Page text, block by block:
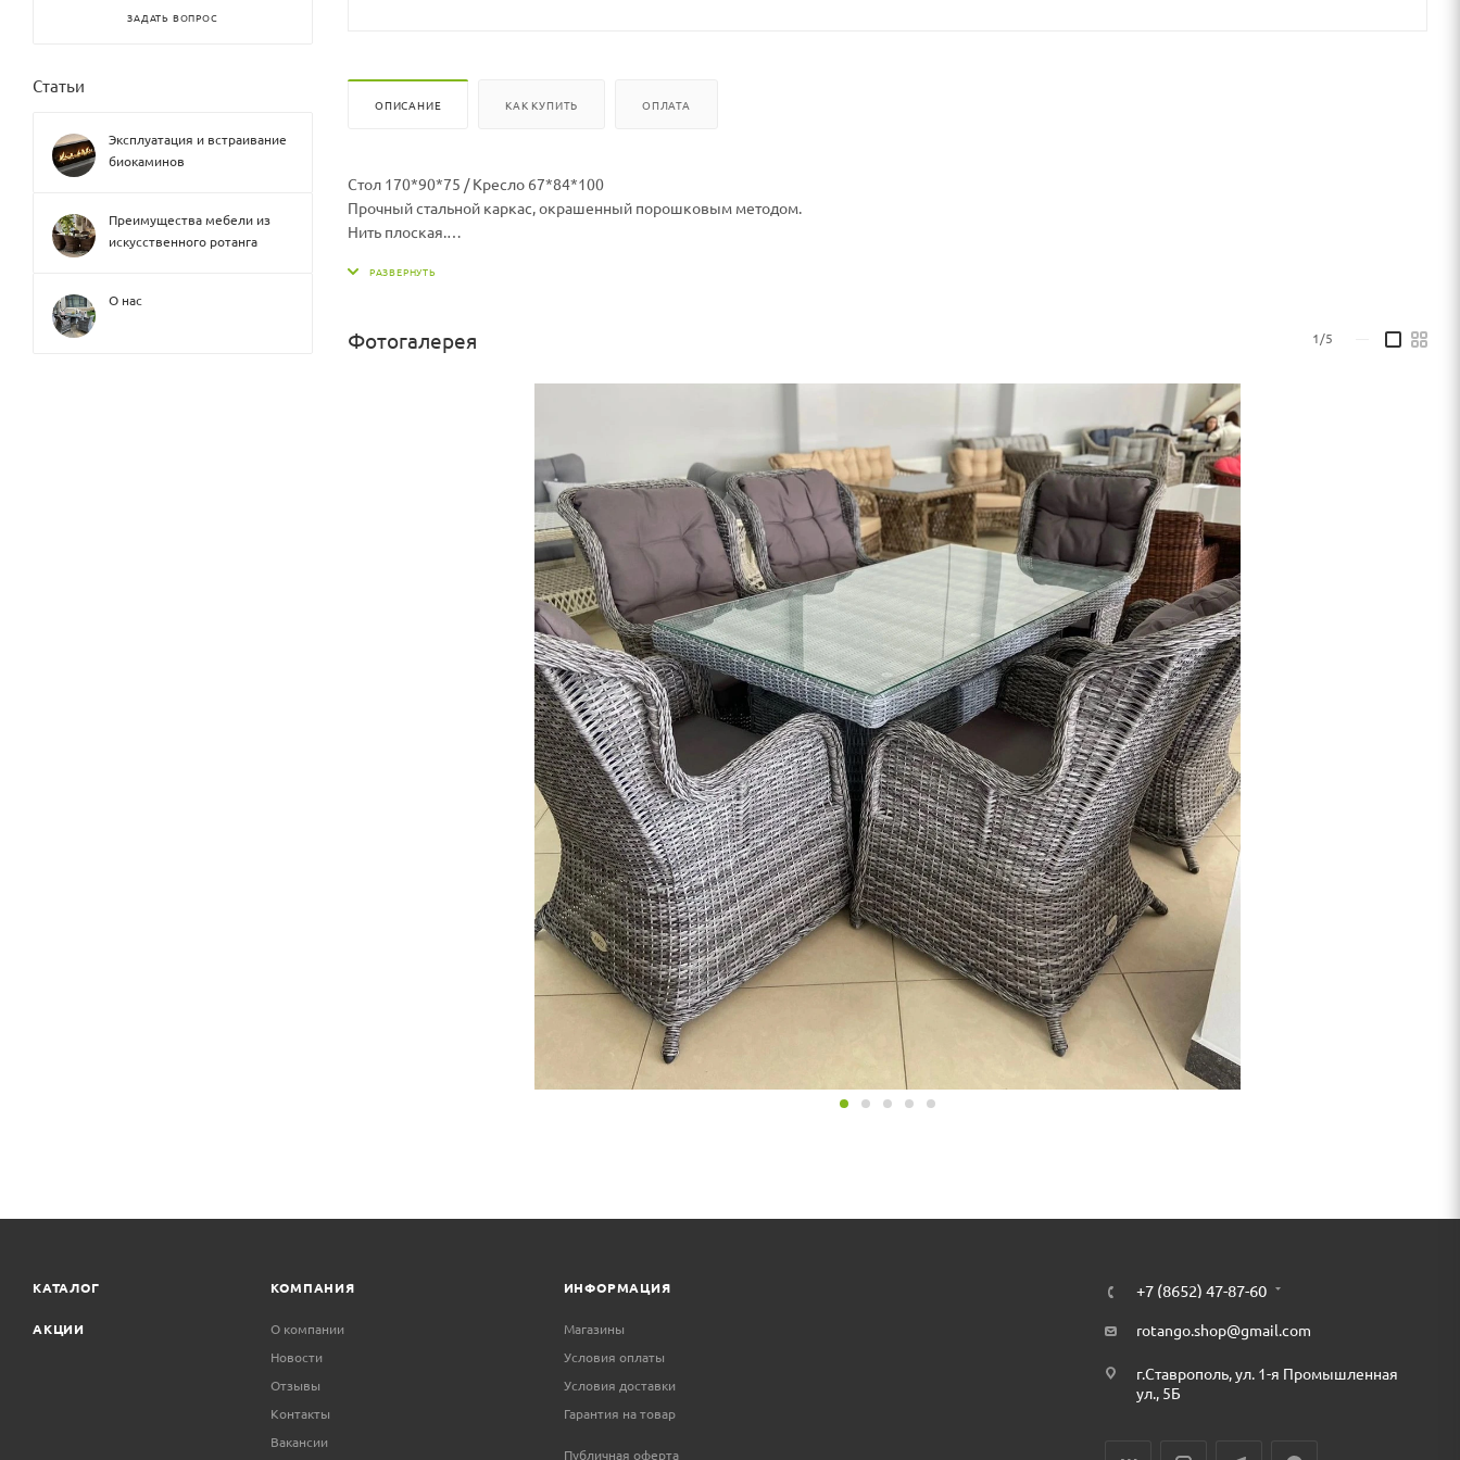
ОПИСАНИЕ КАК КУПИТЬ ОПЛАТА
Стол 170*90*75 / Кресло 67*84*100
Прочный стальной каркас, окрашенный порошковым методом.
Нить плоская.
Изделие не боится влаги, прямых солнечных лучей, мороза.
Не требует особого ухода.
Фотогалерея 1/5
ЗАДАТЬ ВОПРОС
Статьи
Эксплуатация и встраивание
биокаминов
Преимущества мебели из
искусственного ротанга
О нас
КАТАЛОГ
АКЦИИ
КОМПАНИЯ
О компании
Новости
Отзывы
Контакты
Вакансии
ИНФОРМАЦИЯ
Магазины
Условия оплаты
Условия доставки
Гарантия на товар
Публичная оферта
+7 (8652) 47-87-60
rotango.shop@gmail.com
г.Ставрополь, ул. 1-я Промышленная
ул., 5Б